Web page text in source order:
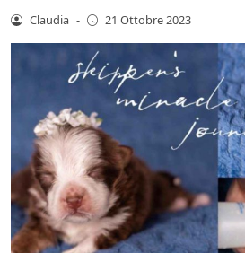
Claudia - 21 Ottobre 2023